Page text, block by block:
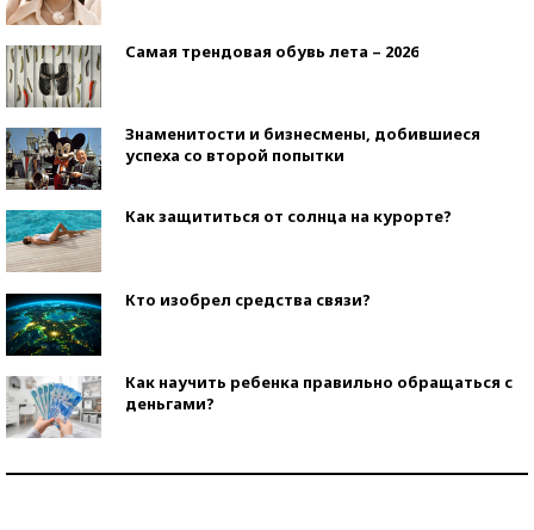
Самая трендовая обувь лета – 2026
Знаменитости и бизнесмены, добившиеся
успеха со второй попытки
Как защититься от солнца на курорте?
Кто изобрел средства связи?
Как научить ребенка правильно обращаться с
деньгами?